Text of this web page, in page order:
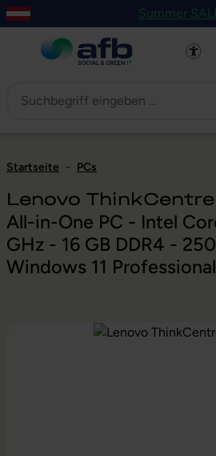
Hauptinhalt springen
Zur Navigation der B2B-Plattform
Summer
Startseite - PCs
Lenovo
All-in-One PC - Intel
GHz - 16 GB DDR4 -
Windows 11 Professional
Bildergalerie überspringen